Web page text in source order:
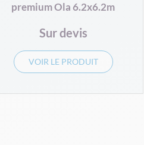
premium Ola 6.2x6.2m
Sur devis
VOIR LE PRODUIT